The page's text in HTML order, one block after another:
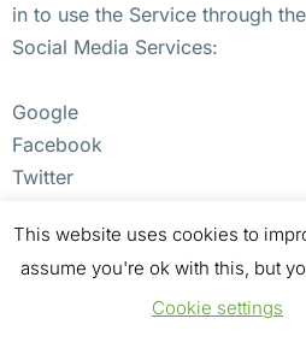
in to use the Service through
Social Media Services:
Google
Facebook
Twitter
If You decide to register
access to a Third-Party Social
collect Personal data that is
This website uses cookies to
assume you're ok with this, but
Cookie settings